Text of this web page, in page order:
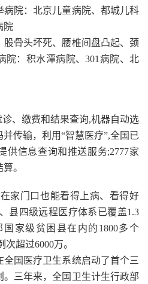
病院：北京儿童病院、都城儿科
院
骨头坏死、腰椎间盘凸起、颈
院：积水潭病院、301病院、北
、缴费和结果查询,机器自动选
传输，利用“智慧医疗”,全国已
供信息查询和推送服务;2777家
。
家门口也能看得上病、看得好
县四级远程医疗体系已覆盖1.3
家级贫困县在内的1800多个
超过6000万。
全国医疗卫生系统启动了首个三
三年来，全国卫生计生行政部